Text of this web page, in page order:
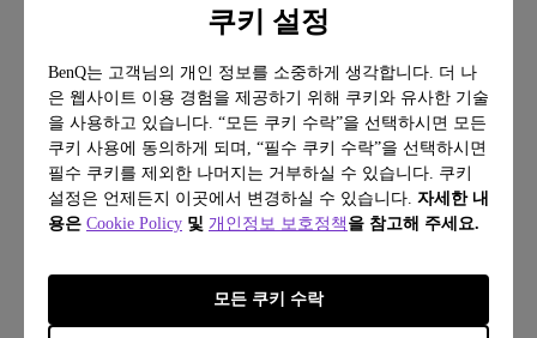
쿠키 설정
BenQ는 고객님의 개인 정보를 소중하게 생각합니다. 더 나
은 웹사이트 이용 경험을 제공하기 위해 쿠키와 유사한 기술
을 사용하고 있습니다. “모든 쿠키 수락”을 선택하시면 모든
쿠키 사용에 동의하게 되며, “필수 쿠키 수락”을 선택하시면
필수 쿠키를 제외한 나머지는 거부하실 수 있습니다. 쿠키
설정은 언제든지 이곳에서 변경하실 수 있습니다. 자세한 내
용은 Cookie Policy 및 개인정보 보호정책 을 참고해 주세요.
모든 쿠키 수락
FAQ
궁금한 게 있으신가요?
알아보러 가기